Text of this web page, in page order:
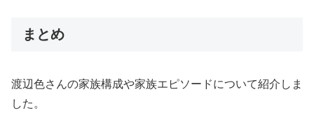
まとめ
渡辺色さんの家族構成や家族エピソードについて紹介しま
した。